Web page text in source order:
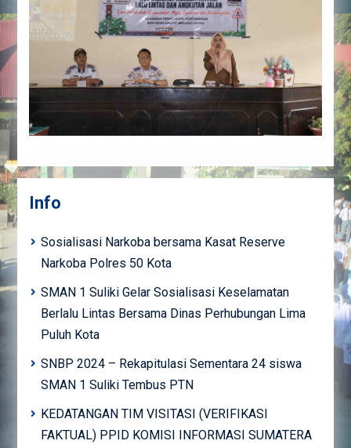
Info
Sosialisasi Narkoba bersama Kasat Reserve
Narkoba Polres 50 Kota
SMAN 1 Suliki Gelar Sosialisasi Keselamatan
Berlalu Lintas Bersama Dinas Perhubungan Lima
Puluh Kota
SNBP 2024 – Rekapitulasi Sementara 24 siswa
SMAN 1 Suliki Tembus PTN
KEDATANGAN TIM VISITASI (VERIFIKASI
FAKTUAL) PPID KOMISI INFORMASI SUMATERA